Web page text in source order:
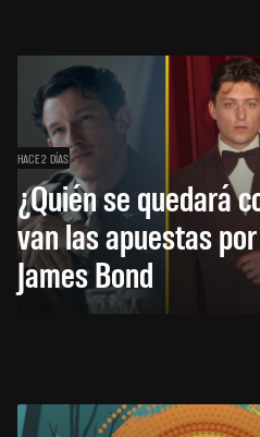
HACE 2 DÍAS
¿Quién se quedará
van las apuestas
James Bond